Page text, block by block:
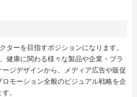
ターを目指すポジションになります。
健康に関わる様々な製品や企業・ブラ
ジデザインから、メディア広告や販促
モーション全般のビジュアル戦略を企
。